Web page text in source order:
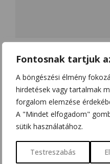
Fontosnak tartjuk
A böngészési élmény
hirdetések vagy tartalmak
forgalom elemzése
A "Mindet elfogadom"
sütik használatához.
Testreszabás
Email *
Website